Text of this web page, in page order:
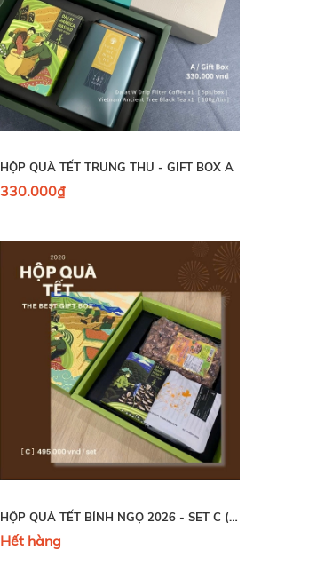
HỘP QUÀ TẾT TRUNG THU - GIFT BOX A
330.000₫
HỘP QUÀ TẾT BÍNH NGỌ 2026 - SET C (HẾT HÀNG- SOLD OUT)
Hết hàng